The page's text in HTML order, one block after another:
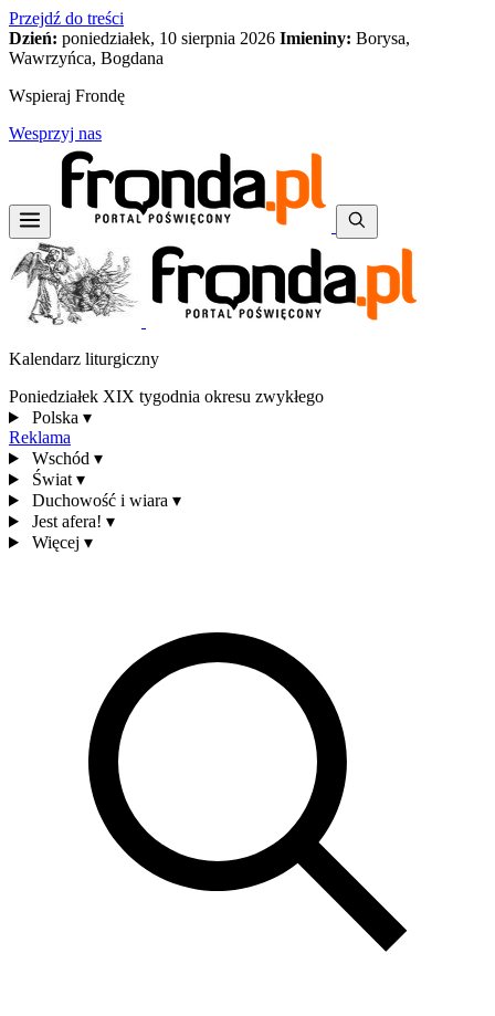
Przejdź do treści
Dzień: poniedziałek, 10 sierpnia 2026 Imieniny: Borysa,
Wawrzyńca, Bogdana
Wspieraj Frondę
Wesprzyj nas
Kalendarz liturgiczny
Poniedziałek XIX tygodnia okresu zwykłego
Polska ▾
Reklama
Wschód ▾
Świat ▾
Duchowość i wiara ▾
Jest afera! ▾
Więcej ▾